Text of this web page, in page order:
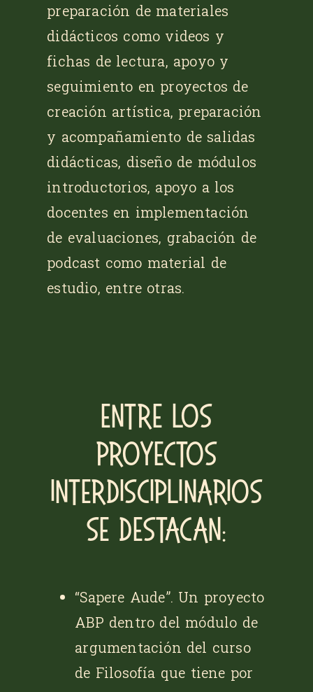
preparación de materiales
didácticos como videos y
fichas de lectura, apoyo y
seguimiento en proyectos de
creación artística, preparación
y acompañamiento de salidas
didácticas, diseño de módulos
introductorios, apoyo a los
docentes en implementación
de evaluaciones, grabación de
podcast como material de
estudio, entre otras.
Entre los
proyectos
interdisciplinarios
se destacan:
“Sapere Aude”. Un proyecto
ABP dentro del módulo de
argumentación del curso
de Filosofía que tiene por